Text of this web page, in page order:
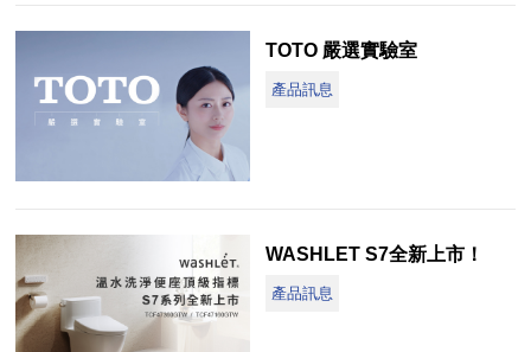
TOTO 嚴選實驗室
產品訊息
WASHLET S7全新上市！
產品訊息